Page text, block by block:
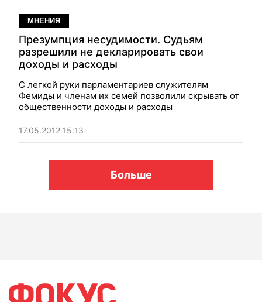
МНЕНИЯ
Презумпция несудимости. Судьям
разрешили не декларировать свои
доходы и расходы
С легкой руки парламентариев служителям
Фемиды и членам их семей позволили скрывать от
общественности доходы и расходы
17.05.2012 15:13
Больше